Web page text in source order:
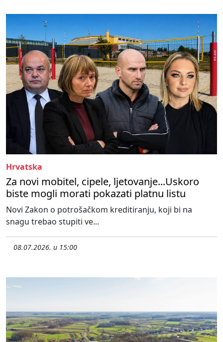
Hrvatska
Za novi mobitel, cipele, ljetovanje...Uskoro
biste mogli morati pokazati platnu listu
Novi Zakon o potrošačkom kreditiranju, koji bi na
snagu trebao stupiti ve...
08.07.2026. u 15:00